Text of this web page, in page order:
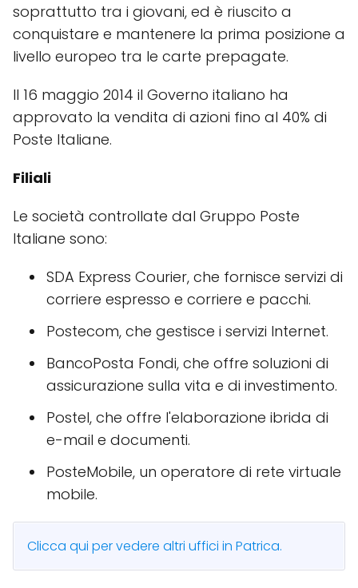
soprattutto tra i giovani, ed è riuscito a
conquistare e mantenere la prima posizione a
livello europeo tra le carte prepagate.
Il 16 maggio 2014 il Governo italiano ha
approvato la vendita di azioni fino al 40% di
Poste Italiane.
Filiali
Le società controllate dal Gruppo Poste
Italiane sono:
SDA Express Courier, che fornisce servizi di
corriere espresso e corriere e pacchi.
Postecom, che gestisce i servizi Internet.
BancoPosta Fondi, che offre soluzioni di
assicurazione sulla vita e di investimento.
Postel, che offre l'elaborazione ibrida di
e-mail e documenti.
PosteMobile, un operatore di rete virtuale
mobile.
Clicca qui per vedere altri uffici in Patrica.